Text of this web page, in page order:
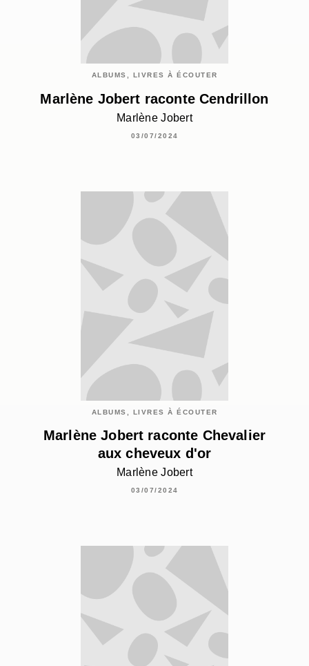
ALBUMS, LIVRES À ÉCOUTER
Marlène Jobert raconte Cendrillon
Marlène Jobert
03/07/2024
ALBUMS, LIVRES À ÉCOUTER
Marlène Jobert raconte Chevalier
aux cheveux d'or
Marlène Jobert
03/07/2024